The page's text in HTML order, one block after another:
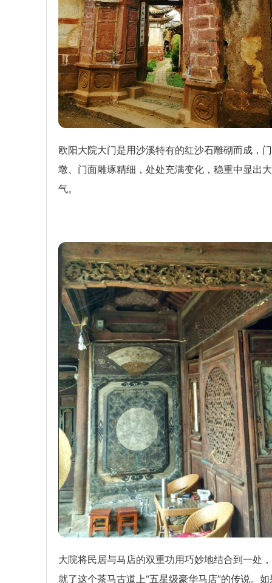
欧阳大院大门是用沙溪特有的红沙石雕砌而成，门
墩、门面雕琢精细，处处充满变化，稳重中显出大
气。
大院将民居与马店的双重功用巧妙地结合到一处
就了这个茶马古道上“五星级豪华马店”的传说。如